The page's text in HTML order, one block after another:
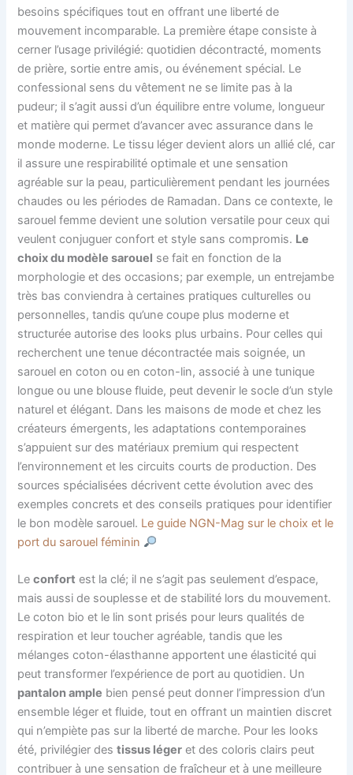
besoins spécifiques tout en offrant une liberté de
mouvement incomparable. La première étape consiste à
cerner l’usage privilégié: quotidien décontracté, moments
de prière, sortie entre amis, ou événement spécial. Le
confessional sens du vêtement ne se limite pas à la
pudeur; il s’agit aussi d’un équilibre entre volume, longueur
et matière qui permet d’avancer avec assurance dans le
monde moderne. Le tissu léger devient alors un allié clé, car
il assure une respirabilité optimale et une sensation
agréable sur la peau, particulièrement pendant les journées
chaudes ou les périodes de Ramadan. Dans ce contexte, le
sarouel femme devient une solution versatile pour ceux qui
veulent conjuguer confort et style sans compromis. Le
choix du modèle sarouel se fait en fonction de la
morphologie et des occasions; par exemple, un entrejambe
très bas conviendra à certaines pratiques culturelles ou
personnelles, tandis qu’une coupe plus moderne et
structurée autorise des looks plus urbains. Pour celles qui
recherchent une tenue décontractée mais soignée, un
sarouel en coton ou en coton-lin, associé à une tunique
longue ou une blouse fluide, peut devenir le socle d’un style
naturel et élégant. Dans les maisons de mode et chez les
créateurs émergents, les adaptations contemporaines
s’appuient sur des matériaux premium qui respectent
l’environnement et les circuits courts de production. Des
sources spécialisées décrivent cette évolution avec des
exemples concrets et des conseils pratiques pour identifier
le bon modèle sarouel. Le guide NGN-Mag sur le choix et le
port du sarouel féminin
Leconfort est la clé; il ne s’agit pas seulement d’espace,
mais aussi de souplesse et de stabilité lors du mouvement.
Le coton bio et le lin sont prisés pour leurs qualités de
respiration et leur toucher agréable, tandis que les
mélanges coton-élasthanne apportent une élasticité qui
peut transformer l’expérience de port au quotidien. Un
pantalon ample bien pensé peut donner l’impression d’un
ensemble léger et fluide, tout en offrant un maintien discret
qui n’empiète pas sur la liberté de marche. Pour les looks
été, privilégier destissus léger et des coloris clairs peut
contribuer à une sensation de fraîcheur et à une meilleure